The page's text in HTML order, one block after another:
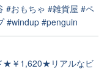
おもちゃ #雑貨屋 #ペ
#windup #penguin
★￥1,620★リアルなビ